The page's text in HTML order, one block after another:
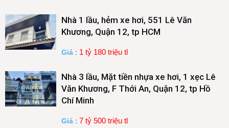
Nhà 1 lầu, hẻm xe hơi, 551 Lê Văn
Khương, Quận 12, tp HCM
Giá : 1 tỷ 180 triệu tl
Nhà 3 lầu, Mặt tiền nhựa xe hơi, 1 xẹc Lê
Văn Khương, F Thới An, Quận 12, tp Hồ
Chí Minh
Giá : 7 tỷ 500 triệu tl